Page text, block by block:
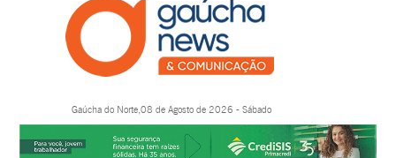
Gaúcha do Norte,08 de Agosto de 2026 - Sábado